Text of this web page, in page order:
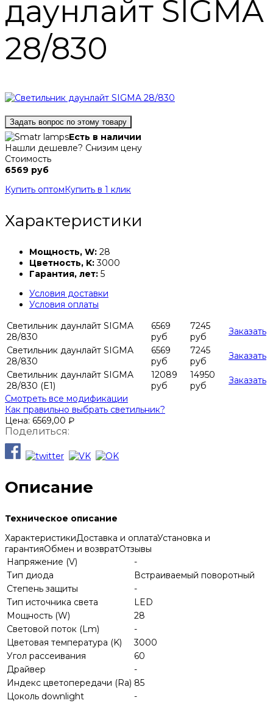
даунлайт SIGMA
28/830
Задать вопрос по этому товару
Есть в наличии
Нашли дешевле? Снизим цену
Стоимость
6569 руб
Купить оптом Купить в 1 клик
Характеристики
Мощность, W: 28
Цветность, K:3000
Гарантия, лет: 5
Условия доставки
Условия оплаты
Светильник даунлайт SIGMA
28/830
6569
руб
7245
руб
Заказать
Светильник даунлайт SIGMA
28/830
6569
руб
7245
руб
Заказать
Светильник даунлайт SIGMA
28/830 (E1)
12089
руб
14950
руб
Заказать
Смотреть все модификации
Как правильно выбрать светильник?
Цена: 6569,00 ₽
Поделиться:
Описание
Техническое описание
ХарактеристикиДоставка и оплатаУстановка и
гарантияОбмен и возвратОтзывы
Напряжение (V)
-
Тип диода
Встраиваемый поворотный
Степень защиты
-
Тип источника света
LED
Мощность (W)
28
Световой поток (Lm)
-
Цветовая температура (K)
3000
Угол рассеивания
60
Драйвер
-
Индекс цветопередачи (Ra) 85
Цоколь downlight
-